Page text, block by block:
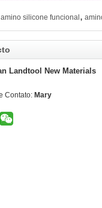
amino silicone funcional ,
Landtool New Materials
Contato: Mary